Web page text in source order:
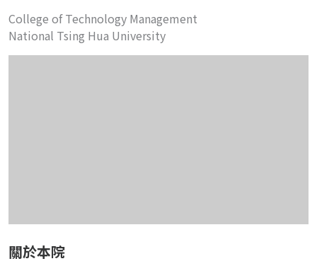
College of Technology Management
National Tsing Hua University
關於本院